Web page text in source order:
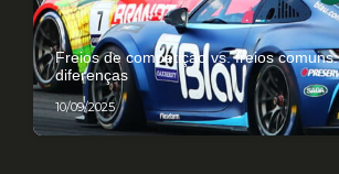
Freios de competição vs. freios
diferenças
10/09/2025